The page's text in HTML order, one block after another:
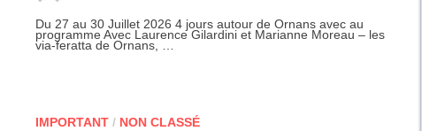
Du 27 au 30 Juillet 2026 4 jours autour de Ornans avec au
programme Avec Laurence Gilardini et Marianne Moreau – les
via-feratta de Ornans, …
IMPORTANT/ NON CLASSÉ